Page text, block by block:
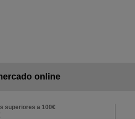
online
superiores a 100€